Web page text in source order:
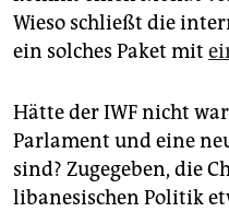
Wieso schließt die
ein solches Paket mit
Hätte der IWF nicht
Parlament und eine
sind? Zugegeben, die
libanesischen Politik